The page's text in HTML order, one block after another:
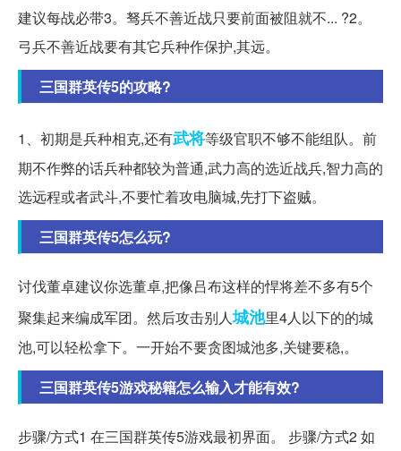
建议每战必带3。驽兵不善近战只要前面被阻就不... ?2。
弓兵不善近战要有其它兵种作保护,其远。
三国群英传5的攻略?
1、初期是兵种相克,还有武将等级官职不够不能组队。前
期不作弊的话兵种都较为普通,武力高的选近战兵,智力高的
选远程或者武斗,不要忙着攻电脑城,先打下盗贼。
三国群英传5怎么玩?
讨伐董卓建议你选董卓,把像吕布这样的悍将差不多有5个
聚集起来编成军团。然后攻击别人城池里4人以下的的城
池,可以轻松拿下。一开始不要贪图城池多,关键要稳,。
三国群英传5游戏秘籍怎么输入才能有效?
步骤/方式1 在三国群英传5游戏最初界面。 步骤/方式2 如